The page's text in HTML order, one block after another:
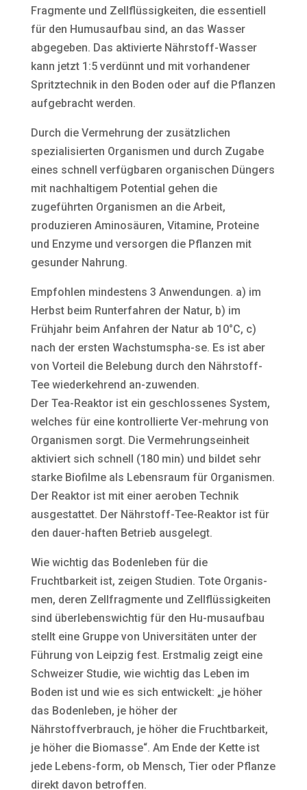
Fragmente und Zellflüssigkeiten, die essentiell
für den Humusaufbau sind, an das Wasser
abgegeben. Das aktivierte Nährstoff-Wasser
kann jetzt 1:5 verdünnt und mit vorhandener
Spritztechnik in den Boden oder auf die Pflanzen
aufgebracht werden.
Durch die Vermehrung der zusätzlichen
spezialisierten Organismen und durch Zugabe
eines schnell verfügbaren organischen Düngers
mit nachhaltigem Potential gehen die
zugeführten Organismen an die Arbeit,
produzieren Aminosäuren, Vitamine, Proteine
und Enzyme und versorgen die Pflanzen mit
gesunder Nahrung.
Empfohlen mindestens 3 Anwendungen. a) im
Herbst beim Runterfahren der Natur, b) im
Frühjahr beim Anfahren der Natur ab 10°C, c)
nach der ersten Wachstumspha-se. Es ist aber
von Vorteil die Belebung durch den Nährstoff-
Tee wiederkehrend an-zuwenden.
Der Tea-Reaktor ist ein geschlossenes System,
welches für eine kontrollierte Ver-mehrung von
Organismen sorgt. Die Vermehrungseinheit
aktiviert sich schnell (180 min) und bildet sehr
starke Biofilme als Lebensraum für Organismen.
Der Reaktor ist mit einer aeroben Technik
ausgestattet. Der Nährstoff-Tee-Reaktor ist für
den dauer-haften Betrieb ausgelegt.
Wie wichtig das Bodenleben für die
Fruchtbarkeit ist, zeigen Studien. Tote Organis-
men, deren Zellfragmente und Zellflüssigkeiten
sind überlebenswichtig für den Hu-musaufbau
stellt eine Gruppe von Universitäten unter der
Führung von Leipzig fest. Erstmalig zeigt eine
Schweizer Studie, wie wichtig das Leben im
Boden ist und wie es sich entwickelt: „je höher
das Bodenleben, je höher der
Nährstoffverbrauch, je höher die Fruchtbarkeit,
je höher die Biomasse“. Am Ende der Kette ist
jede Lebens-form, ob Mensch, Tier oder Pflanze
direkt davon betroffen.